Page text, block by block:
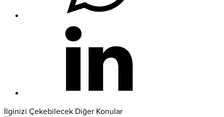
İlginizi Çekebilecek Diğer Konular